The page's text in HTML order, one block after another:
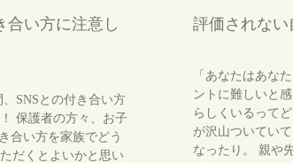
合い方に注意し
SNSとの付き合い方
保護者の方々、お子
合い方を家族でどう
だくとよいかと思い
評価されない
「あなたはあな
ントに難しいと
らしくいるって
が沢山ついてい
なったり。 親や